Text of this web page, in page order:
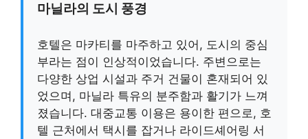
마닐라의 도시 풍경
호텔은 마카티를 마주하고 있어, 도시의 중심
부라는 점이 인상적이었습니다. 주변으로는
다양한 상업 시설과 주거 건물이 혼재되어 있
었으며, 마닐라 특유의 분주함과 활기가 느껴
졌습니다. 대중교통 이용은 용이한 편으로, 호
텔 근처에서 택시를 잡거나 라이드셰어링 서